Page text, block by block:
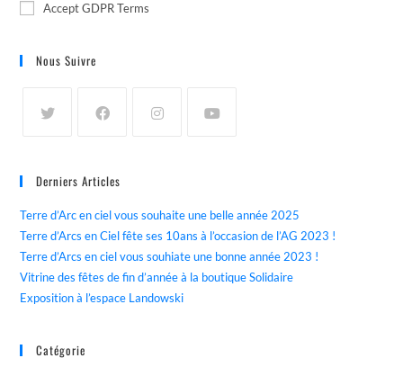
Accept GDPR Terms
Nous Suivre
Derniers Articles
Terre d’Arc en ciel vous souhaite une belle année 2025
Terre d’Arcs en Ciel fête ses 10ans à l’occasion de l’AG 2023 !
Terre d’Arcs en ciel vous souhiate une bonne année 2023 !
Vitrine des fêtes de fin d’année à la boutique Solidaire
Exposition à l’espace Landowski
Catégorie